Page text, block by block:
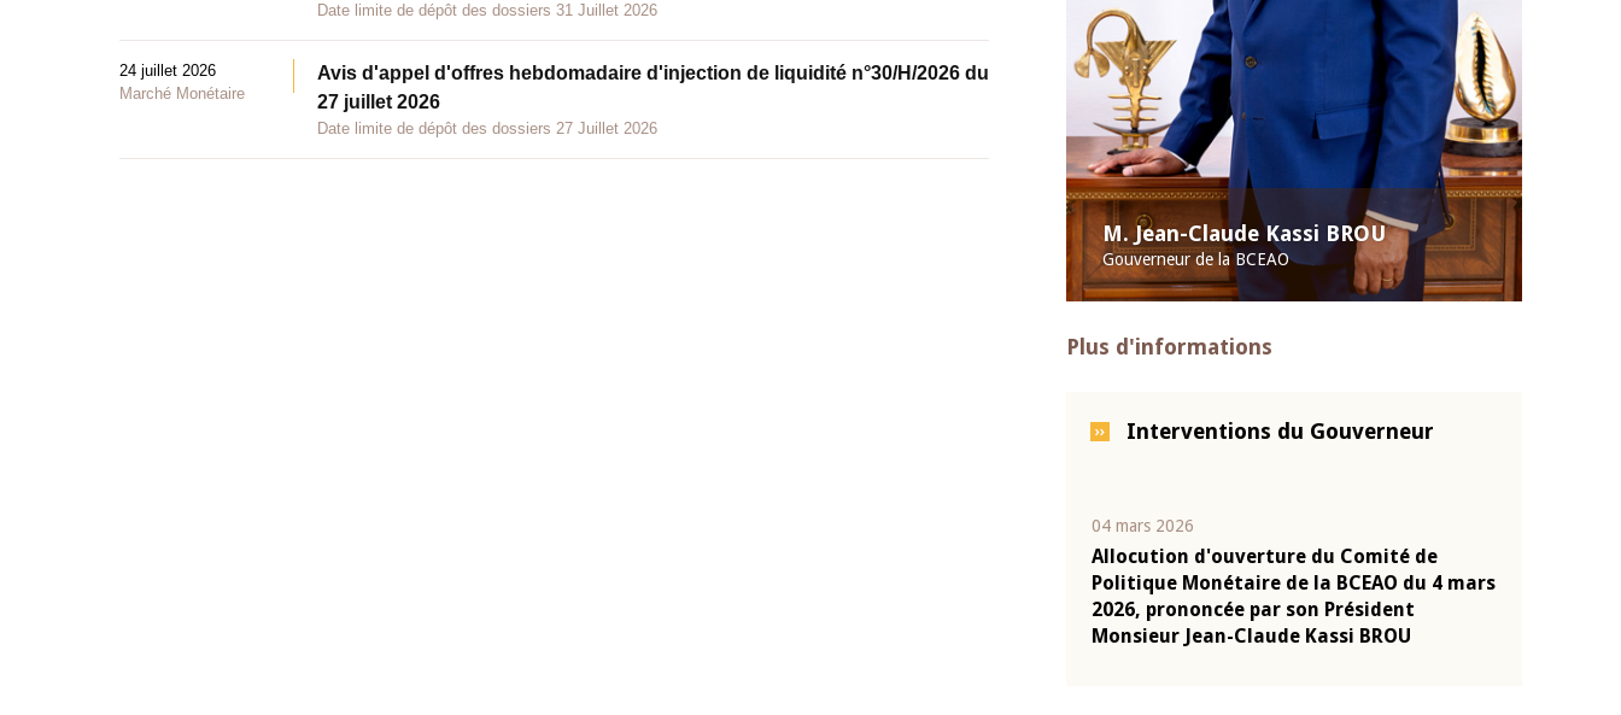
M. Jean-Claude Kassi BROU
Gouverneur de la BCEAO
Plus d'informations
Interventions du Gouverneur
04 mars 2026
Allocution d'ouverture du Comité de
Politique Monétaire de la BCEAO du 4 mars
2026, prononcée par son Président
Monsieur Jean-Claude Kassi BROU
Date limite de dépôt des dossiers 31 Juillet 2026
24 juillet 2026
Marché Monétaire
Avis d'appel d'offres hebdomadaire d'injection de liquidité n°30/H/2026 du
27 juillet 2026
Date limite de dépôt des dossiers 27 Juillet 2026